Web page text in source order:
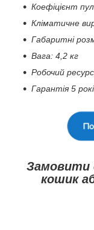
Коефіцієнт
Кліматичне
Габаритні
Вага: 4,2 кг
Робочий
Гарантія 5
Замовити
кошик